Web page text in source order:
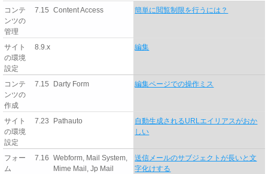
コンテ
ンツの
管理
7.15 Content Access 簡単に閲覧制限を行うには？
サイト
の環境
設定
8.9.x 編集
コンテ
ンツの
作成
7.15 Darty Form 編集ページでの操作ミス
サイト
の環境
設定
7.23 Pathauto
自動生成されるURLエイリアスがおか
しい
フォー
ム
7.16 Webform, Mail System,
Mime Mail, Jp Mail
送信メールのサブジェクトが長いと文
字化けする